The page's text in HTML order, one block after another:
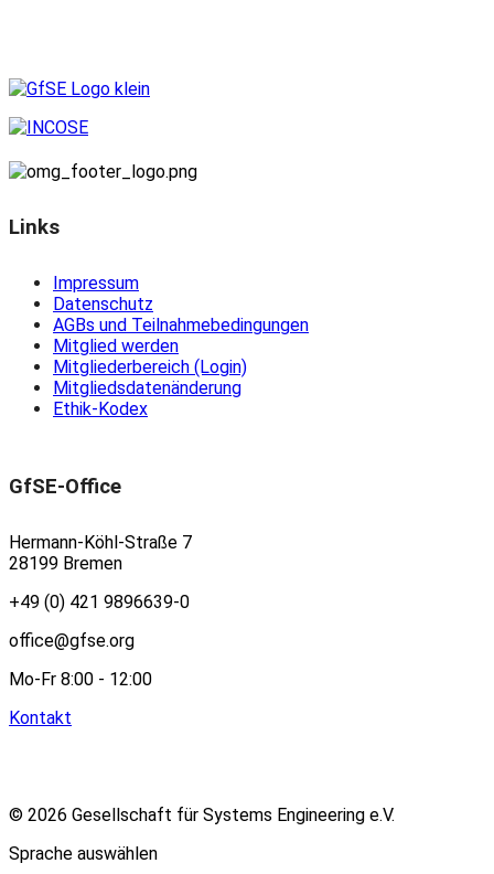
Links
Impressum
Datenschutz
AGBs und Teilnahmebedingungen
Mitglied werden
Mitgliederbereich (Login)
Mitgliedsdatenänderung
Ethik-Kodex
GfSE-Office
Hermann-Köhl-Straße 7
28199 Bremen
+49 (0) 421 9896639-0
office@gfse.org
Mo-Fr 8:00 - 12:00
Kontakt
© 2026 Gesellschaft für Systems Engineering e.V.
Sprache auswählen